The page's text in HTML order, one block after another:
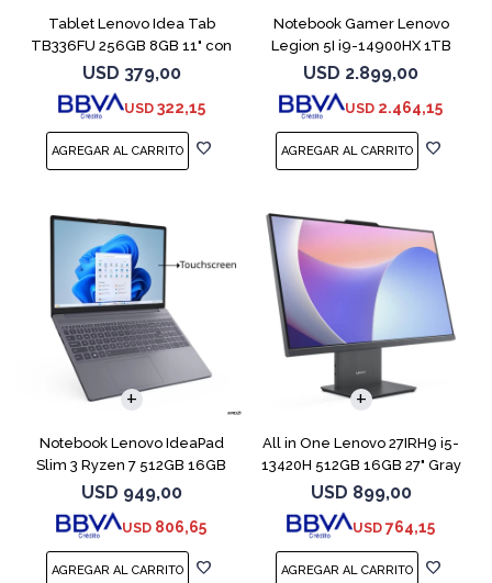
Tablet Lenovo Idea Tab
TB336FU 256GB 8GB 11" con
Pen + Funda
USD 379,00
USD 322,15
Notebook Gamer Lenovo
Legion 5I i9-14900HX 1TB
16GB RTX5070
USD 2.899,00
USD 2.464,15
Notebook Lenovo IdeaPad
Slim 3 Ryzen 7 512GB 16GB
15.3 Touch
USD 949,00
USD 806,65
All in One Lenovo 27IRH9 i5-
13420H 512GB 16GB 27" Gray
USD 899,00
USD 764,15